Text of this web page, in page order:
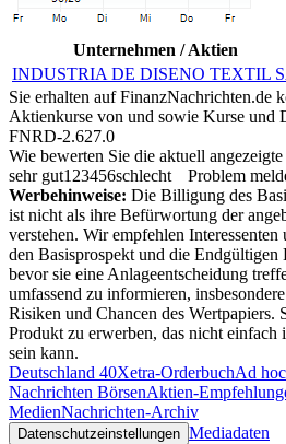
Unternehmen / Aktien
INDUSTRIA DE DISENO TEXTIL
Sie erhalten auf FinanzNachrichten.de
Aktienkurse von und sowie Kurse und
FNRD-2.627.0
Wie bewerten Sie die aktuell angezeigte
sehr gut1 23456schlecht
Problem
Werbehinweise: Die Billigung des
ist nicht als ihre Befürwortung der
verstehen. Wir empfehlen
den Basisprospekt und die Endgültigen
bevor sie eine Anlageentscheidung
umfassend zu informieren,
Risiken und Chancen des Wertpapiers.
Produkt zu erwerben, das nicht einfach
sein kann.
Deutschland 40Xetra-OrderbuchAd
Nachrichten BörsenAktien-
MedienNachrichten-Archiv
Datenschutzeinstellungen Mediadaten